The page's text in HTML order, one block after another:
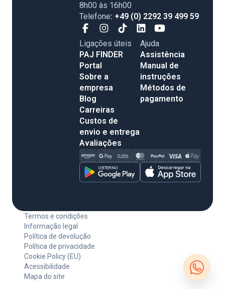
8h00 às 16h00
Telefone: +49 (0) 2292 39 499 59
Ligações úteis
PAJ FINDER
Portal
Sobre a
empresa
Blog
Carreiras
Custos de
envio e entrega
Avaliações
Ajuda
Assistência
Manual de
instruções
Métodos de
pagamento
Termos e condições
Informação legal
Política de devolução
Política de privacidade
Cookie Policy (EU)
Acessibilidade
Mapa do site